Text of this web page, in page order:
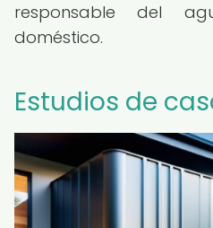
responsable del
doméstico.
Estudios de